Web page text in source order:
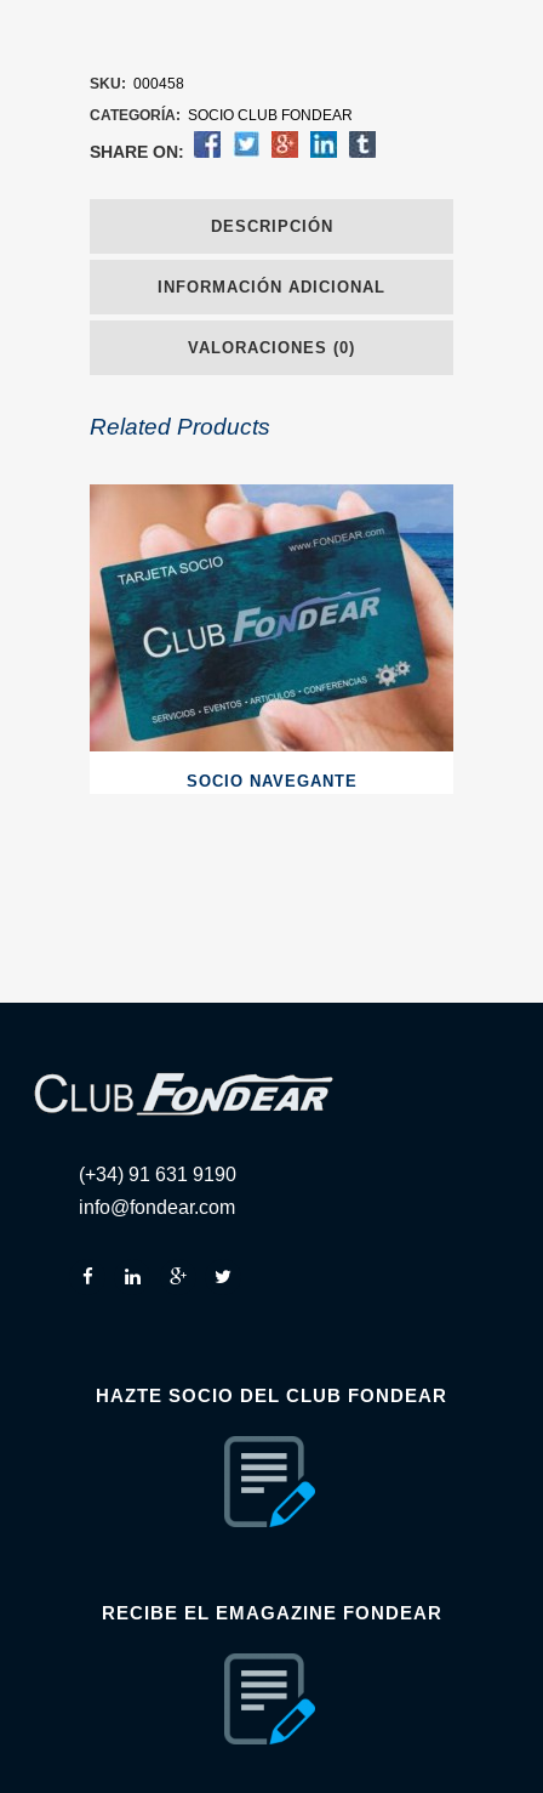
SKU: 000458
CATEGORÍA: SOCIO CLUB FONDEAR
SHARE ON:
DESCRIPCIÓN
INFORMACIÓN ADICIONAL
VALORACIONES (0)
Related Products
SOCIO NAVEGANTE
(+34) 91 631 9190
info@fondear.com
HAZTE SOCIO DEL CLUB FONDEAR
RECIBE EL EMAGAZINE FONDEAR